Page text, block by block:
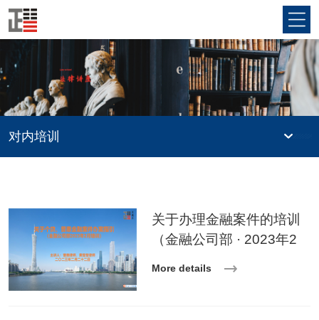
对内培训
关于办理金融案件的培训
（金融公司部 · 2023年2
More details